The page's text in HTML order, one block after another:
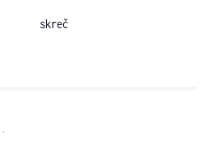
skreč